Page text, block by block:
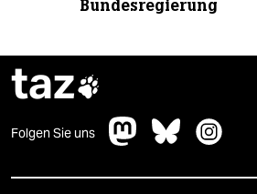
Bundesregierung
taz
Folgen Sie uns